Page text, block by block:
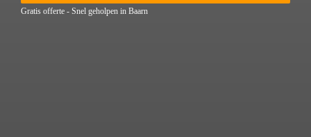
Gratis offerte - Snel geholpen in Baarn